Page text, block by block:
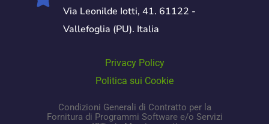
Via Leonilde Iotti, 41. 61122 -
Vallefoglia (PU). Italia
Privacy Policy
Politica sui Cookie
Condizioni Generali di Contratto per la
Fornitura di Programmi Software e/o Servizi